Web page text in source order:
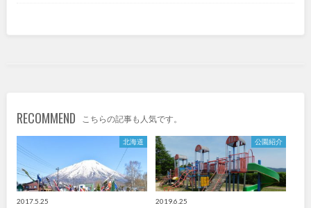
九州・沖縄
長崎
宮崎
鹿児島 沖縄
RECOMMEND こちらの記事も人気です。
北海道
2017.5.25
公園紹介
2019.6.25